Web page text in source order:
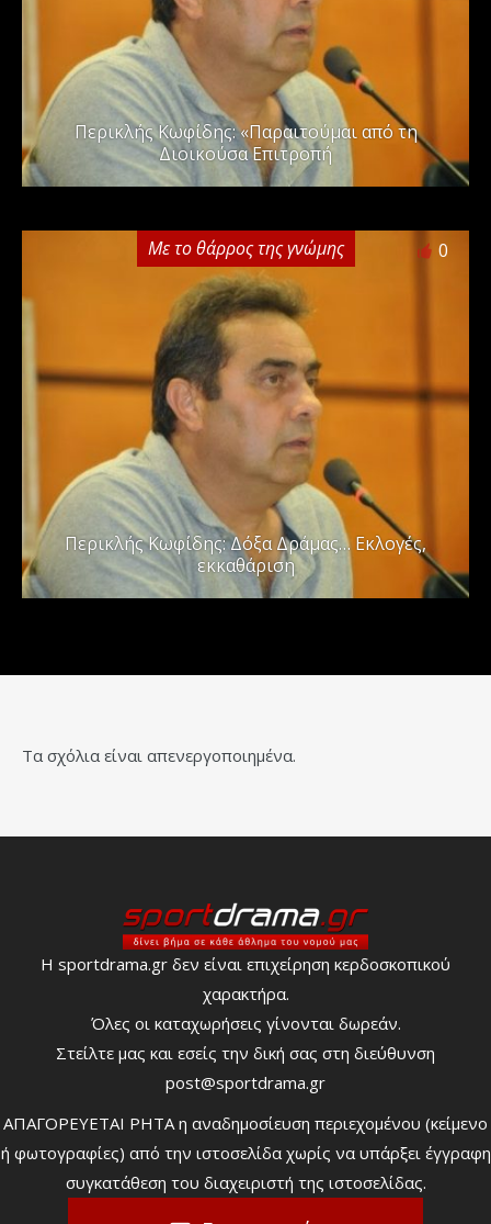
Περικλής Κωφίδης: «Παραιτούμαι από τη
Διοικούσα Επιτροπή
Με το θάρρος της γνώμης 0
Περικλής Κωφίδης: Δόξα Δράμας… Εκλογές,
εκκαθάριση
Τα σχόλια είναι απενεργοποιημένα.
Η sportdrama.gr δεν είναι επιχείρηση κερδοσκοπικού
χαρακτήρα.
Όλες οι καταχωρήσεις γίνονται δωρεάν.
Στείλτε μας και εσείς την δική σας στη διεύθυνση
post@sportdrama.gr
ΑΠΑΓΟΡΕΥΕΤΑΙ ΡΗΤΑ η αναδημοσίευση περιεχομένου (κείμενο
ή φωτογραφίες) από την ιστοσελίδα χωρίς να υπάρξει έγγραφη
συγκατάθεση του διαχειριστή της ιστοσελίδας.